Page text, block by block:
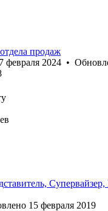
продаж
7 февраля 2024 •
15 февраля 2019